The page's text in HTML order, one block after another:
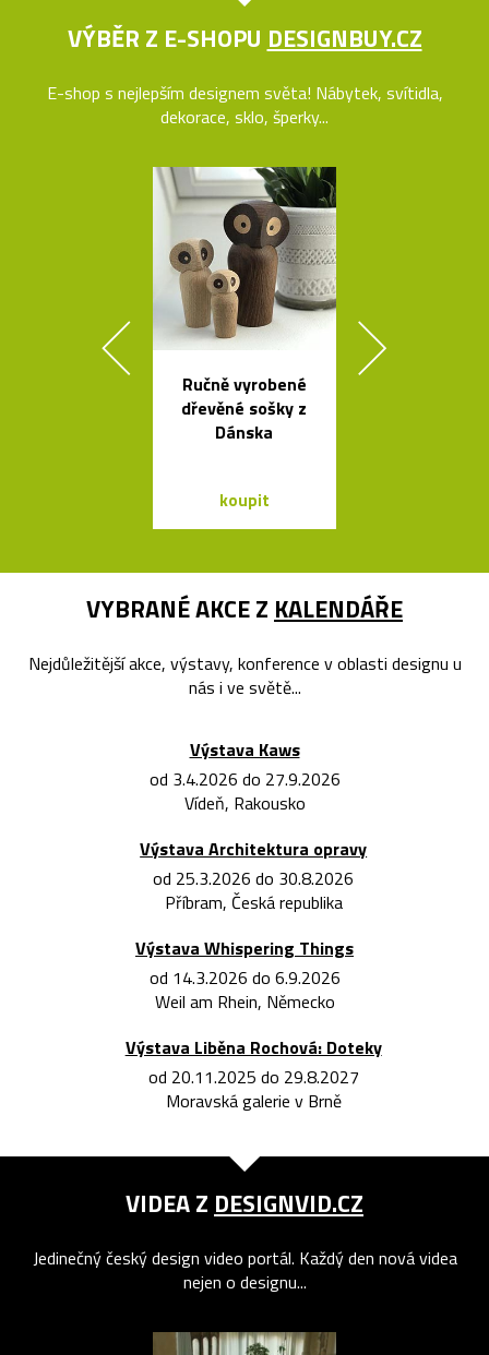
VÝBĚR Z E-SHOPU DESIGNBUY.CZ
E-shop s nejlepším designem světa! Nábytek, svítidla,
dekorace, sklo, šperky...
Ručně vyrobené
dřevěné sošky z
Dánska
koupit
VYBRANÉ AKCE Z KALENDÁŘE
Nejdůležitější akce, výstavy, konference v oblasti designu u
nás i ve světě...
Výstava Kaws
od 3.4.2026 do 27.9.2026
Vídeň, Rakousko
Výstava Architektura opravy
od 25.3.2026 do 30.8.2026
Příbram, Česká republika
Výstava Whispering Things
od 14.3.2026 do 6.9.2026
Weil am Rhein, Německo
Výstava Liběna Rochová: Doteky
od 20.11.2025 do 29.8.2027
Moravská galerie v Brně
VIDEA Z DESIGNVID.CZ
Jedinečný český design video portál. Každý den nová videa
nejen o designu...